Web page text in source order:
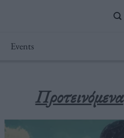
Events
Προτεινόμενα